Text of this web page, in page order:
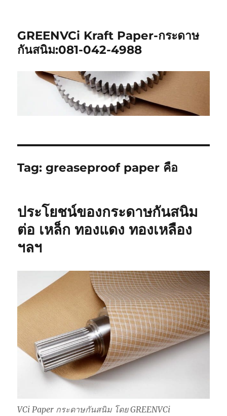
GREENVCi Kraft Paper-กระดาษ
กันสนิม:081-042-4988
Tag:greaseproof paper คือ
ประโยชน์ของกระดาษกันสนิม
ต่อ เหล็ก ทองแดง ทองเหลือง
ฯลฯ
VCi Paper กระดาษกันสนิม โดย GREENVCi